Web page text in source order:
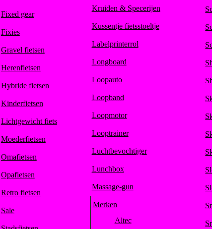
Fixed gear
Fixies
Gravel fietsen
Herenfietsen
Hybride fietsen
Kinderfietsen
Lichtgewicht fiets
Moederfietsen
Omafietsen
Opafietsen
Retro fietsen
Sale
Kruiden & Specerijen
Kussentje fietsstoeltje
Labelprinterrol
Longboard
Loopauto
Loopband
Loopmotor
Looptrainer
Luchtbevochtiger
Lunchbox
Massage-gun
Merken
Altec